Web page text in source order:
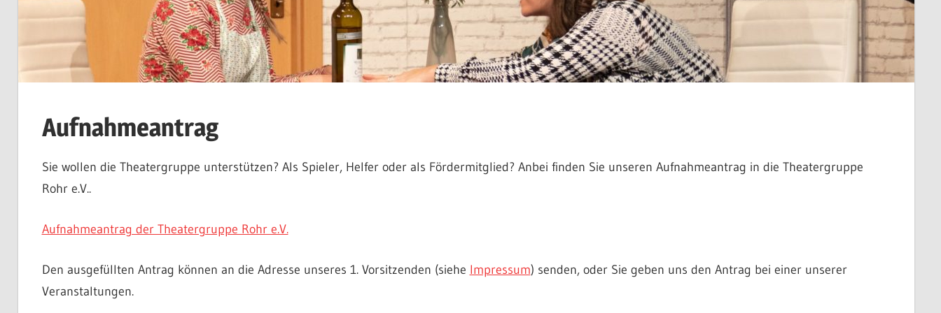
Aufnahmeantrag
Sie wollen die Theatergruppe unterstützen? Als Spieler, Helfer oder als Fördermitglied? Anbei finden Sie unseren Aufnahmeantrag in die Theatergruppe
Rohr e.V..
Aufnahmeantrag der Theatergruppe Rohr e.V.
Den ausgefüllten Antrag können an die Adresse unseres 1. Vorsitzenden (siehe Impressum) senden, oder Sie geben uns den Antrag bei einer unserer
Veranstaltungen.